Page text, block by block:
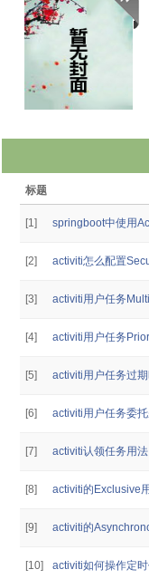
标题
[1] springboot中使用
[2] activiti怎么配置
[3] activiti用户任务
[4] activiti用户任务
[5] activiti用户任务过
[6] activiti用户任务委
[7] activiti认领任务用法
[8] activiti的Exclusive
[9] activiti的
[10] activiti如何操作定